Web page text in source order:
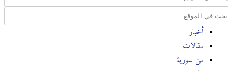
أخبار
مقالات
من سورية